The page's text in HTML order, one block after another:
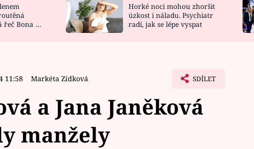
NOVINKY
VIDEORECEPTY
ZAHRADA
DESIGN
řeč Bona a
Horké noci mohou zhoršit
úzkost i náladu. Psychiatr
radí, jak se lépe vyspat
11:58 Markéta Zídková SDÍLET
a Jana Janěková
manžely